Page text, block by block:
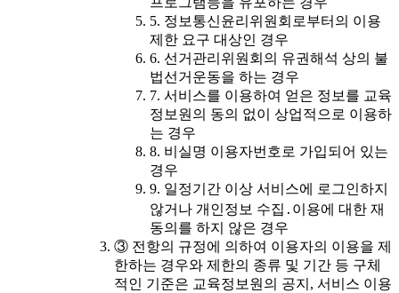
5. 정보통신윤리위원회로부터의 이용
제한 요구 대상인 경우
6. 선거관리위원회의 유권해석 상의 불
법선거운동을 하는 경우
7. 서비스를 이용하여 얻은 정보를 교육
정보원의 동의 없이 상업적으로 이용하
는 경우
8. 비실명 이용자번호로 가입되어 있는
경우
9. 일정기간 이상 서비스에 로그인하지
않거나 개인정보 수집․이용에 대한 재
동의를 하지 않은 경우
③ 전항의 규정에 의하여 이용자의 이용을 제
한하는 경우와 제한의 종류 및 기간 등 구체
적인 기준은 교육정보원의 공지, 서비스 이용